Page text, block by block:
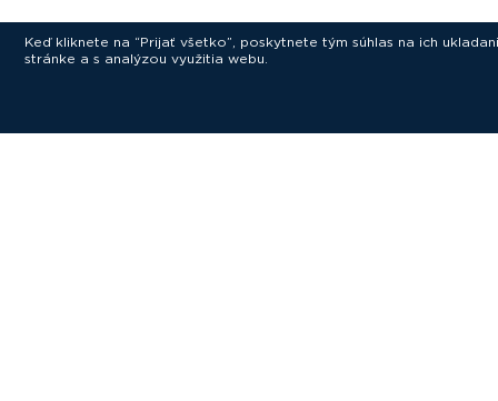
Keď kliknete na “Prijať všetko”, poskytnete tým súhlas na ich
stránke a s analýzou využitia webu.